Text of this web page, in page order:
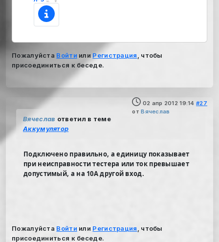
Пожалуйста Войти или Регистрация
, чтобы
присоединиться к беседе.
02 апр 2012 19:14 #27
отВячеслав
Вячеслав ответил в теме
Аккумулятор
Подключено правильно, а единицу показывает
при неисправности тестера или ток превышает
допустимый, а на 10А другой вход.
Пожалуйста Войти или Регистрация
, чтобы
присоединиться к беседе.